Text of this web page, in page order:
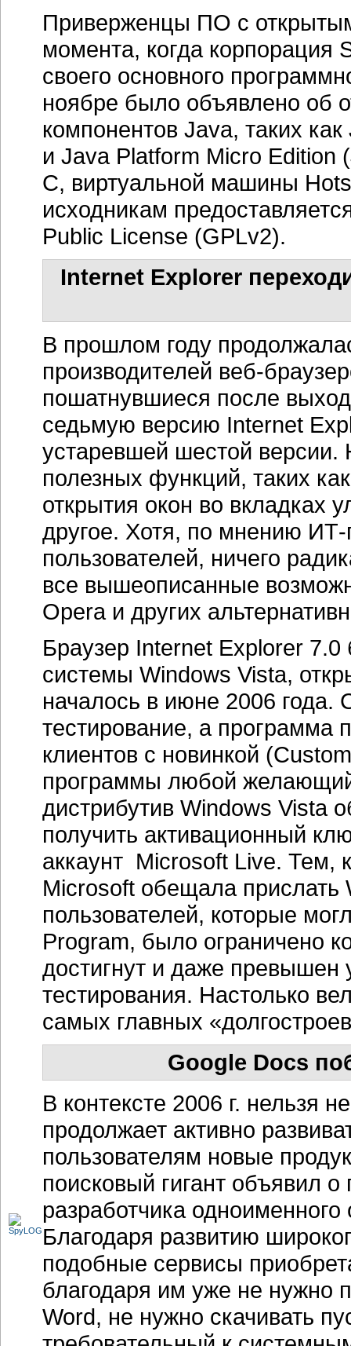
Приверженцы ПО с
момента, когда корпорация
своего основного
ноябре было объявлено об
компонентов Java, таких
и Java Platform Micro Edition
C, виртуальной машины
исходникам
Public License (GPLv2).
Internet Explorer
В прошлом году
производителей веб-
пошатнувшиеся после
седьмую версию Internet
устаревшей шестой
полезных функций, таких
открытия окон во вкладках
другое. Хотя, по мнению
пользователей, ничего
все вышеописанные
Opera и других
Браузер Internet Explorer
системы Windows Vista,
началось в июне 2006 года.
тестирование, а программа
клиентов с новинкой
программы любой желающий
дистрибутив Windows Vista
получить активационный
аккаунт Microsoft Live. Тем,
Microsoft обещала прислать
пользователей, которые
Program, было ограничено
достигнут и даже превышен
тестирования. Настолько
самых главных
Google Docs
В контексте 2006 г. нельзя
продолжает активно
пользователям новые
поисковый гигант объявил
разработчика одноименного
Благодаря развитию
подобные сервисы
благодаря им уже не нужно
Word, не нужно скачивать